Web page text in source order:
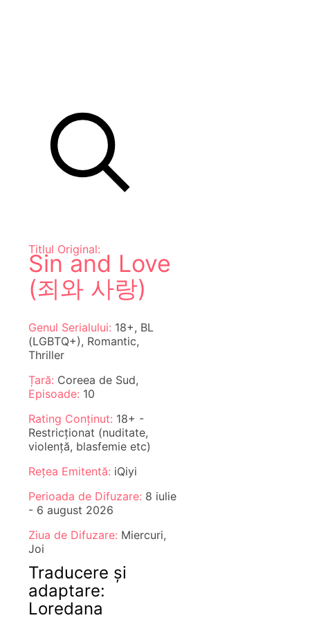
Titlul Original:
Sin and Love
(죄와 사랑)
Genul Serialului: 18+, BL
(LGBTQ+), Romantic,
Thriller
Țară: Coreea de Sud,
Episoade: 10
Rating Conținut: 18+ -
Restricționat (nuditate,
violență, blasfemie etc)
Rețea Emitentă: iQiyi
Perioada de Difuzare: 8 iulie
- 6 august 2026
Ziua de Difuzare: Miercuri,
Joi
Traducere și
adaptare:
Loredana